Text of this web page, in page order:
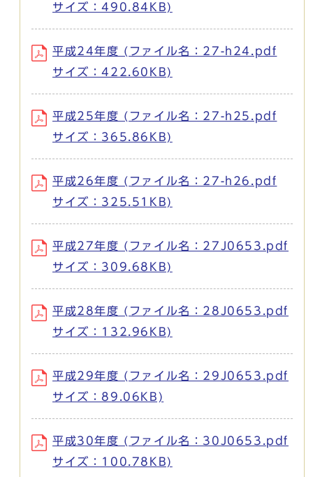
サイズ：490.84KB)
平成24年度 (ファイル名：27-h24.pdf
サイズ：422.60KB)
平成25年度 (ファイル名：27-h25.pdf
サイズ：365.86KB)
平成26年度 (ファイル名：27-h26.pdf
サイズ：325.51KB)
平成27年度 (ファイル名：27J0653.pdf
サイズ：309.68KB)
平成28年度 (ファイル名：28J0653.pdf
サイズ：132.96KB)
平成29年度 (ファイル名：29J0653.pdf
サイズ：89.06KB)
平成30年度 (ファイル名：30J0653.pdf
サイズ：100.78KB)